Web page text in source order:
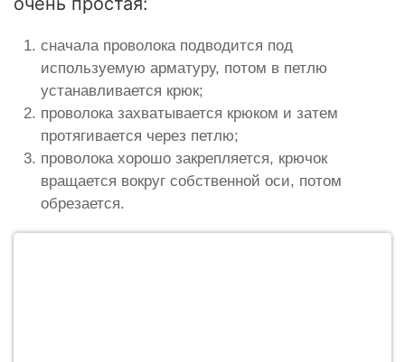
сначала проволока подводится под
используемую арматуру, потом в петлю
устанавливается крюк;
проволока захватывается крюком и затем
протягивается через петлю;
проволока хорошо закрепляется, крючок
вращается вокруг собственной оси, потом
обрезается.